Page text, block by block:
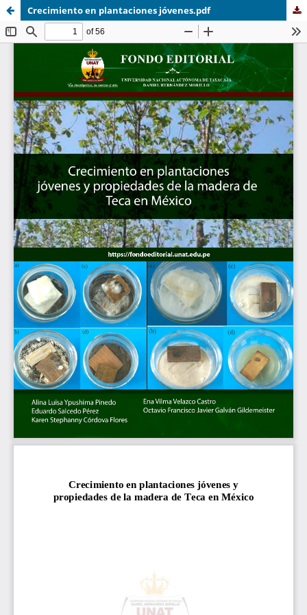
Crecimiento en plantaciones jóvenes.pdf